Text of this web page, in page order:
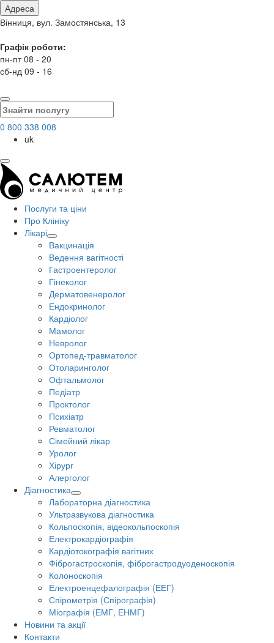
Адреса
Вінниця, вул. Замостянська, 13
Графік роботи:
пн-пт 08 - 20
сб-нд 09 - 16
0 800 338 008
uk
Послуги та ціни
Про Клініку
Лікарі
Вакцинація
Ведення вагітності
Гастроентеролог
Гінеколог
Дерматовенеролог
Ендокринолог
Кардіолог
Мамолог
Невролог
Ортопед-травматолог
Отоларинголог
Офтальмолог
Педіатр
Проктолог
Психіатр
Ревматолог
Сімейний лікар
Уролог
Хірург
Алерголог
Діагностика
Лабораторна діагностика
Ультразвукова діагностика
Кольпоскопія, відеокольпоскопія
Електрокардіографія
Кардіотокографія вагітних
Фіброгастроскопія, фіброгастродуоденоскопія
Колоноскопія
Електроенцефалографія (ЕЕГ)
Спірометрія (Спірографія)
Міографія (ЕМГ, ЕНМГ)
Новини та акції
Контакти